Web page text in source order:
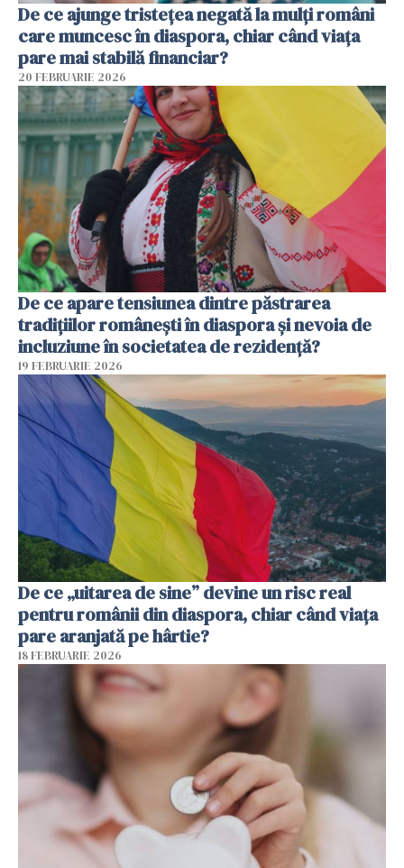
De ce ajunge tristețea negată la mulți români
care muncesc în diaspora, chiar când viața
pare mai stabilă financiar?
20 FEBRUARIE 2026
De ce apare tensiunea dintre păstrarea
tradițiilor românești în diaspora și nevoia de
incluziune în societatea de rezidență?
19 FEBRUARIE 2026
De ce „uitarea de sine” devine un risc real
pentru românii din diaspora, chiar când viața
pare aranjată pe hârtie?
18 FEBRUARIE 2026